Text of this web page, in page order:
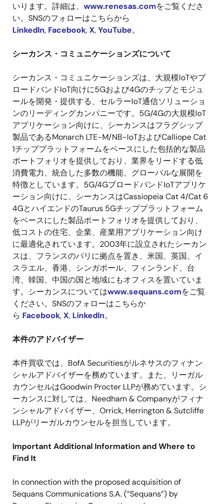
いります。詳細は、 www.renesas.comをご覧くださ
い。 SNSのフォローはこちらから
LinkedIn, Facebook,X,YouTube。
シーカンス・コミュニケーションズについて
シーカンス・コミュニケーションズは、大規模IoTやブ
ロードバンドIoT向けに5Gおよび4Gのチップとモジュ
ールを開発・提供する、セルラーIoT通信ソリューショ
ンのリーディングカンパニーです。 5G/4Gの大規模IoT
アプリケーション向けに、シーカンスはフラグシップ
製品であるMonarch LTE-M/NB-IoTおよびCalliope Cat
1チッププラットフォームをベースにした包括的な製品
ポートフォリオを提供しており、業界をリードする低
消費電力、統合した多数の機能、グローバルな展開を
特徴としています。 5G/4GブロードバンドIoTアプリケ
ーション向けに、シーカンスはCassiopeia Cat 4/Cat 6
4GとハイエンドのTaurus 5Gチッププラットフォーム
をベースにした製品ポートフォリオを提供しており、
低コストの住宅、企業、産業用アプリケーション向け
に最適化されています。 2003年に設立されたシーカン
スは、フランスのパリに拠点を置き、米国、英国、イ
スラエル、香港、シンガポール、フィンランド、台
湾、韓国、中国の国と地域にもオフィスを置いていま
す。シーカンスについてはwww.sequans.comをご覧
ください。 SNSのフォローはこちらか
ら Facebook,X, LinkedIn。
本件のアドバイザー
本件買収では、 BofA Securitiesがルネサスのフィナン
シャルアドバイザーを務めています。また、リーガル
カウンセルはGoodwin Procter LLPが務めています。シ
ーカンスに対しては、 Needham & Companyがフィナ
ンシャルアドバイザー、 Orrick, Herrington & Sutcliffe
LLPがリーガルカウンセルを担当しています。
Important Additional Information and Where to
Find It
In connection with the proposed acquisition of
Sequans Communications S.A. (“Sequans”) by